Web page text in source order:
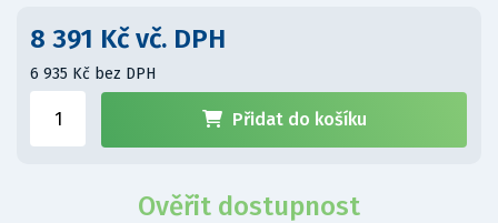
8 391 Kč vč. DPH
6 935 Kč bez DPH
Přidat do košíku
Ověřit dostupnost